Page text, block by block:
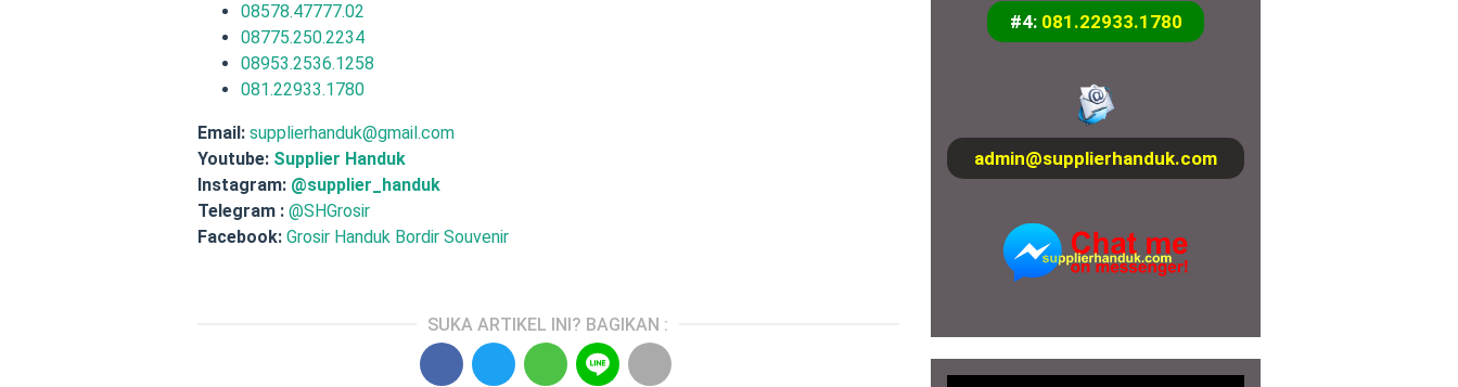
08578.47777.02
08775.250.2234
08953.2536.1258
081.22933.1780
Email: supplierhanduk@gmail.com
Youtube: Supplier Handuk
Instagram: @supplier_handuk
Telegram : @SHGrosir
Facebook: Grosir Handuk Bordir Souvenir
SUKA ARTIKEL INI? BAGIKAN :
#4: 081.22933.1780
admin@supplierhanduk.com